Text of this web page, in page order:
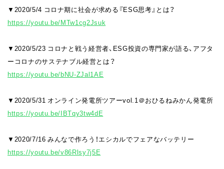
▼2020/5/4 コロナ期に社会が求める『ESG思考』とは？
https://youtu.be/MTw1cg2Jsuk
▼2020/5/23 コロナと戦う経営者、ESG投資の専門家が語る、アフタ
ーコロナのサステナブル経営とは？
https://youtu.be/bNU-ZJal1AE
▼2020/5/31 オンライン発電所ツアーvol.1＠おひるねみかん発電所
https://youtu.be/IBTqy3tw4dE
▼2020/7/16 みんなで作ろう！エシカルでフェアなバッテリー
https://youtu.be/v86Rlsy7j5E